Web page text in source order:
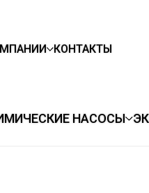
КОНТАКТЫ
НАСОСЫ